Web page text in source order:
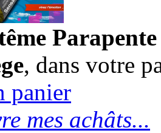
, dans votre
panier
mes achâts...